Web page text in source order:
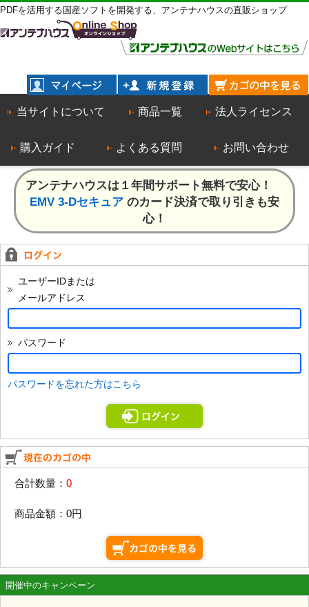
PDFを活用する国産ソフトを開発する、アンテナハウスの直販ショップ
当サイトについて 商品一覧 法人ライセンス
購入ガイド よくある質問 お問い合わせ
アンテナハウスは１年間サポート無料で安心！
EMV 3-Dセキュア のカード決済で取り引きも安
心！
ユーザーIDまたは
メールアドレス
パスワード
パスワードを忘れた方はこちら
合計数量： 0
商品金額： 0円
開催中のキャンペーン